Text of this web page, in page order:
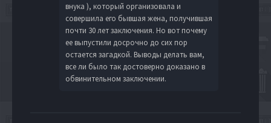
внука ), который организовала и
совершила его бывшая жена, получившая
почти 30 лет заключения. Но вот почему
ее выпустили досрочно до сих пор
остается загадкой. Выводы делать вам,
все ли было так достоверно доказано в
обвинительном заключении.